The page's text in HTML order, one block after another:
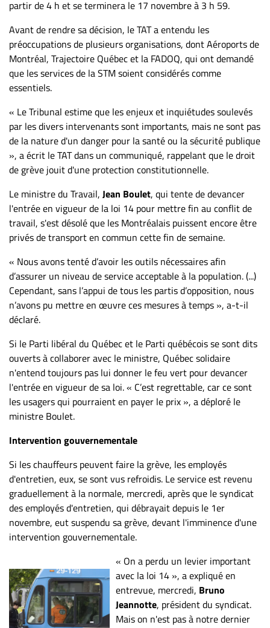
emploi
Publicité
Solutions de
recrutements
TROUVEZ-
NOUS
Nous
joindre
À
propos
Infolettre
S’abonner
FAQ
Politique de
confidentialité
partir de 4 h et se terminera le 17 novembre à 3 h 59.
Avant de rendre sa décision, le TAT a entendu les
préoccupations de plusieurs organisations, dont Aéroports de
Montréal, Trajectoire Québec et la FADOQ, qui ont demandé
que les services de la STM soient considérés comme
essentiels.
« Le Tribunal estime que les enjeux et inquiétudes soulevés
par les divers intervenants sont importants, mais ne sont pas
de la nature d'un danger pour la santé ou la sécurité publique
», a écrit le TAT dans un communiqué, rappelant que le droit
de grève jouit d'une protection constitutionnelle.
Le ministre du Travail, Jean Boulet, qui tente de devancer
l'entrée en vigueur de la loi 14 pour mettre fin au conflit de
travail, s'est désolé que les Montréalais puissent encore être
privés de transport en commun cette fin de semaine.
« Nous avons tenté d’avoir les outils nécessaires afin
d’assurer un niveau de service acceptable à la population. (...)
Cependant, sans l’appui de tous les partis d’opposition, nous
n’avons pu mettre en œuvre ces mesures à temps », a-t-il
déclaré.
Si le Parti libéral du Québec et le Parti québécois se sont dits
ouverts à collaborer avec le ministre, Québec solidaire
n'entend toujours pas lui donner le feu vert pour devancer
l'entrée en vigueur de sa loi. « C’est regrettable, car ce sont
les usagers qui pourraient en payer le prix », a déploré le
ministre Boulet.
Intervention gouvernementale
Si les chauffeurs peuvent faire la grève, les employés
d'entretien, eux, se sont vus refroidis. Le service est revenu
graduellement à la normale, mercredi, après que le syndicat
des employés d'entretien, qui débrayait depuis le 1er
novembre, eut suspendu sa grève, devant l'imminence d'une
intervention gouvernementale.
« On a perdu un levier important
avec la loi 14 », a expliqué en
entrevue, mercredi, Bruno
Jeannotte, président du syndicat.
Mais on n'est pas à notre dernier